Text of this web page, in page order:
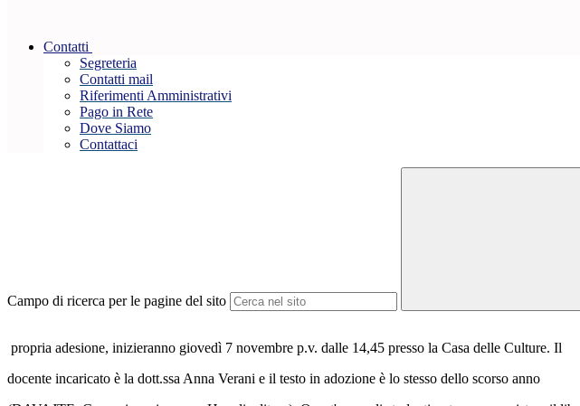
Contatti
Segreteria
Contatti mail
Riferimenti Amministrativi
Pago in Rete
Dove Siamo
Contattaci
Campo di ricerca per le pagine del sito
propria adesione, inizieranno giovedì 7 novembre p.v. dalle 14,45 presso la Casa delle Culture. Il
docente incaricato è la dott.ssa Anna Verani e il testo in adozione è lo stesso dello scorso anno